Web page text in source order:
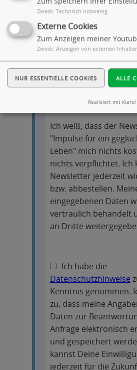
E-Mail Adresse
Wie bist Du auf mich
geworden?
Ich weiß, dass der
"Impulse für ein
Leben" mich nichts
nichts verpflichtet. Ich
Newsletter jederzeit
bzw. abbestellen.
eingegebenen Daten
vertraulich behandelt
an Dritte
Ich habe die
Datenschutzhinweise
Kenntnis genommen.
zu, dass meine
Daten zur
Anfrage elektronisch
und gespeichert
kannst Deine
jederzeit für die
Zweck: Technisch notwenig
Externe Cookies
Zum Anzeigen meiner
Zweck: Anzeigen von externen
ALLE
NUR ESSENTIELLE COOKIES
Realisiert mit Klaro!